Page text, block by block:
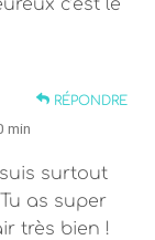
c’est le
RÉPONDRE
min
surtout
as super
très bien !